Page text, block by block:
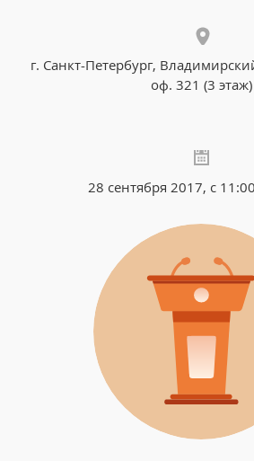
г. Санкт-Петербург,
оф. 321 (3 этаж)
28 сентября 2017, с